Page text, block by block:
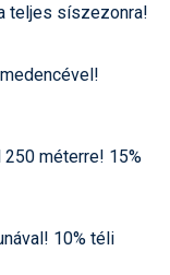
teljes síszezonra!
méterre! 15%
10% téli